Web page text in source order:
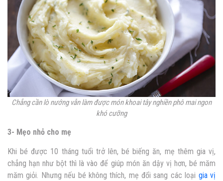
Chẳng cần lò nướng vẫn làm được món khoai tây nghiền phô mai ngon
khó cưỡng
3- Mẹo nhỏ cho mẹ
Khi bé được 10 tháng tuổi trở lên, bé biếng ăn, mẹ thêm gia vị,
chẳng hạn như bột thì là vào để giúp món ăn dậy vị hơn, bé măm
măm giỏi. Nhưng nếu bé không thích, mẹ đổi sang các loại gia vị